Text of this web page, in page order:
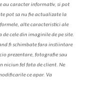
au caracter informativ, si pot
pot sa nu fie actualizate la
alte caracteristici ale
de cele din imaginile de pe site.
nd fi schimbate fara instiintare
prezentare, fotografie sau
niciun fel fata de client. Ne
arile ce apar. Va